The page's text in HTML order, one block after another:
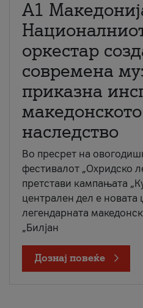
А1
оркестар
современа
приказна
наследство
Во пресрет на
фестивалот „Охридско
претстави кампањата
централен дел е новата
легендарната
„Билјан
Дознај повеќе